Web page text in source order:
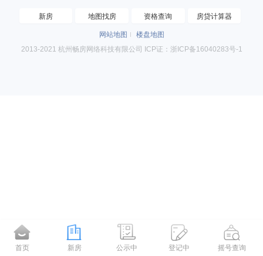
新房 地图找房 资格查询 房贷计算器
网站地图
楼盘地图
2013-2021 杭州畅房网络科技有限公司 ICP证：浙ICP备16040283号-1
首页 新房 公示中 登记中 摇号查询